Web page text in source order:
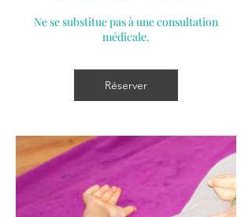
Ne se substitue pas à une consultation
médicale.
Réserver